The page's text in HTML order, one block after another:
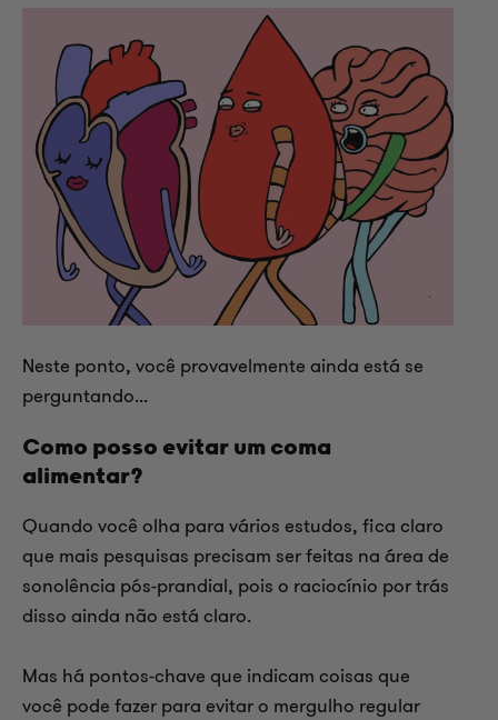
Neste ponto, você provavelmente ainda está se
perguntando...
Como posso evitar um coma
alimentar?
Quando você olha para vários estudos, fica claro
que mais pesquisas precisam ser feitas na área de
sonolência pós-prandial, pois o raciocínio por trás
disso ainda não está claro.
Mas há pontos-chave que indicam coisas que
você pode fazer para evitar o mergulho regular